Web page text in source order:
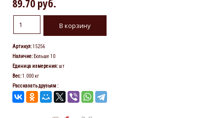
89.70 руб.
Артикул:15256
Наличие: Больше 10
Единица измерения: шт
Вес:1.000 кг
Рассказать друзьям: